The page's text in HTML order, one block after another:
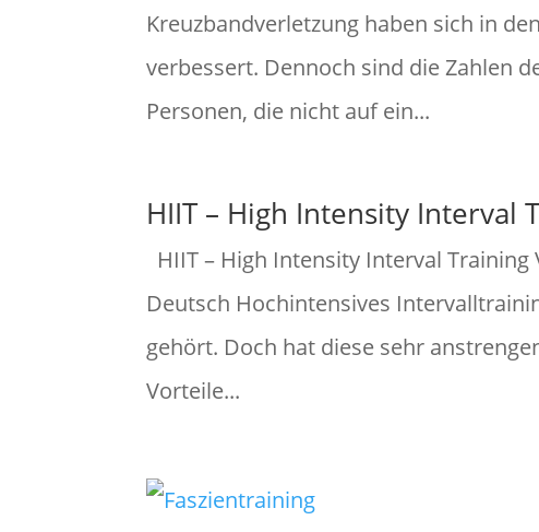
Kreuzbandverletzung haben sich in
verbessert. Dennoch sind die Zahlen
Personen, die nicht auf ein...
HIIT – High Intensity Interval
HIIT – High Intensity Interval
Deutsch Hochintensives
gehört. Doch hat diese sehr
Vorteile...